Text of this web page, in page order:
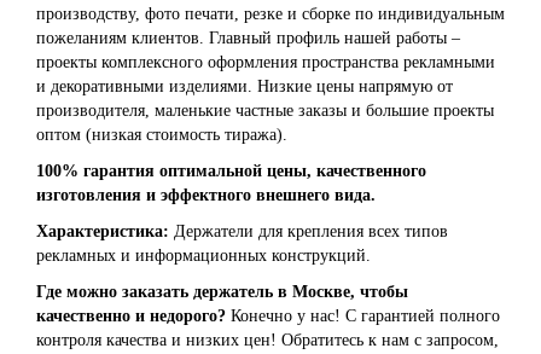
производству, фото печати, резке и сборке по индивидуальным
пожеланиям клиентов. Главный профиль нашей работы –
проекты комплексного оформления пространства рекламными
и декоративными изделиями. Низкие цены напрямую от
производителя, маленькие частные заказы и большие проекты
оптом (низкая стоимость тиража).
100% гарантия оптимальной цены, качественного
изготовления и эффектного внешнего вида.
Характеристика: Держатели для крепления всех типов
рекламных и информационных конструкций.
Где можно заказать держатель в Москве, чтобы
качественно и недорого? Конечно у нас! С гарантией полного
контроля качества и низких цен! Обратитесь к нам с запросом,